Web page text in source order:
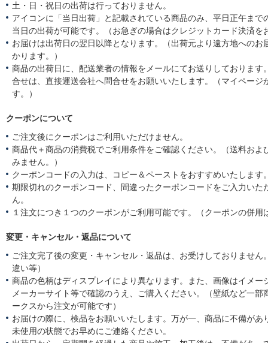
土・日・祝日の出荷は行っておりません。
アイコンに「当日出荷」と記載されている商品のみ、平日正午まで
当日の出荷が可能です。（お急ぎの場合はクレジットカード決済を
お届けは出荷日の翌日以降となります。（出荷元より遠方地へのお
かります。）
商品の出荷日に、配送業者の情報をメールにてお送りしております
合せは、直接運送会社へ問合せをお願いいたします。（マイページ
す。）
クーポンについて
ご注文後にクーポンはご利用いただけません。
商品代＋商品の消費税でご利用条件をご確認ください。（送料およ
みません。）
クーポンコードの入力は、コピー＆ペーストをおすすめいたします
期限切れのクーポンコード、間違ったクーポンコードをご入力いた
ん。
１注文につき１つのクーポンがご利用可能です。（クーポンの併用
変更・キャンセル・返品について
ご注文完了後の変更・キャンセル・返品は、お受けしておりません
違い等）
商品の色柄はディスプレイにより異なります。また、画像はイメー
メーカーサイト等で確認のうえ、ご購入ください。（壁紙など一部
ークスから注文が可能です）
お届けの際に、検品をお願いいたします。万が一、商品に不備があ
未使用の状態でお早めにご連絡ください。